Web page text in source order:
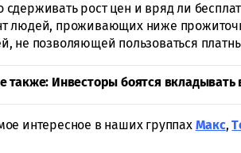
сдерживать рост цен и вряд ли
людей, проживающих ниже
не позволяющей пользоваться
также: Инвесторы боятся вкладывать
интересное в наших группах Макс,